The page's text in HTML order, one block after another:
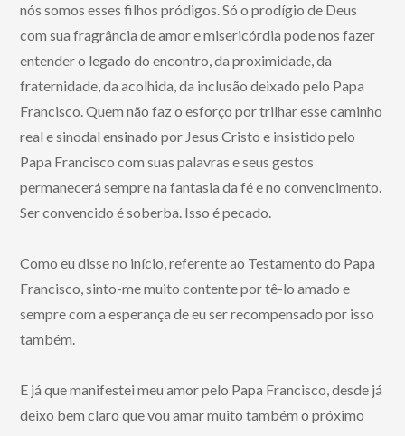
nós somos esses filhos pródigos. Só o prodígio de Deus
com sua fragrância de amor e misericórdia pode nos fazer
entender o legado do encontro, da proximidade, da
fraternidade, da acolhida, da inclusão deixado pelo Papa
Francisco. Quem não faz o esforço por trilhar esse caminho
real e sinodal ensinado por Jesus Cristo e insistido pelo
Papa Francisco com suas palavras e seus gestos
permanecerá sempre na fantasia da fé e no convencimento.
Ser convencido é soberba. Isso é pecado.
Como eu disse no início, referente ao Testamento do Papa
Francisco, sinto-me muito contente por tê-lo amado e
sempre com a esperança de eu ser recompensado por isso
também.
E já que manifestei meu amor pelo Papa Francisco, desde já
deixo bem claro que vou amar muito também o próximo